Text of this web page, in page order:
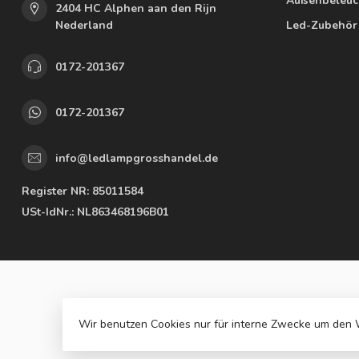
2404 HC Alphen aan den Rijn
Nederland
0172-201367
0172-201367
info@ledlampgrosshandel.de
Register NR: 85011584
USt-IdNr.: NL863468196B01
Led-Zubehör
©
Wir benutzen Cookies nur für interne Zwecke um den